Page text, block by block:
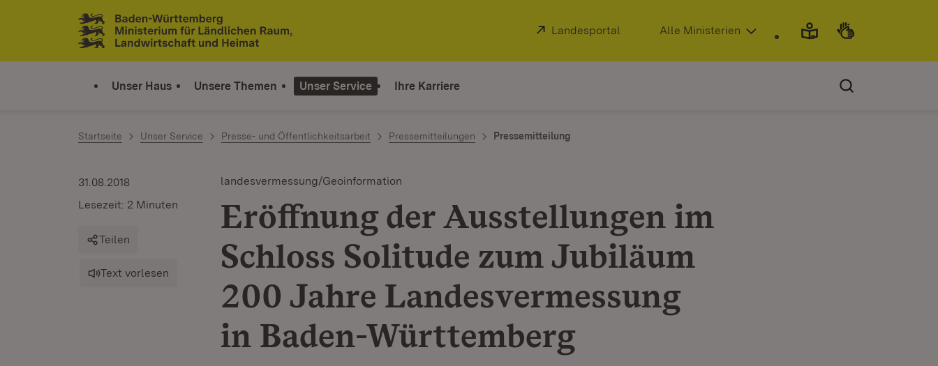
Zum Inhalt springen
Link zur Startseite
Extern:
Landesportal (Öffnet in neuem Fenster)
Alle Ministerien
Unser Haus Unsere Themen Unser Service Ihre Karriere
Startseite Unser Service Presse- und Öffentlichkeitsarbeit Pressemitteilungen Pressemitteilung
landesvermessung/Geoinformation
Eröffnung der Ausstellungen im
Schloss Solitude zum Jubiläum
200 Jahre Landesvermessung
in Baden-Württemberg
31.08.2018
Lesezeit: 2 Minuten
Teilen
Text vorlesen